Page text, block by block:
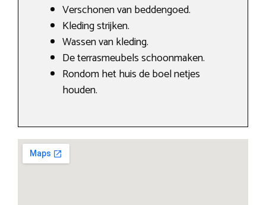
Verschonen van beddengoed.
Kleding strijken.
Wassen van kleding.
De terrasmeubels schoonmaken.
Rondom het huis de boel netjes
houden.